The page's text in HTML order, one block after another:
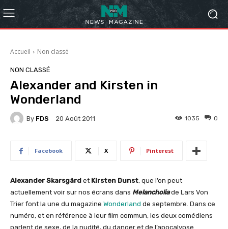
Accueil Non classé
NON CLASSÉ
Alexander and Kirsten in
Wonderland
By FDS 20 Août 2011 0
1035
Facebook X Pinterest
Alexander Skarsgård et Kirsten Dunst, que l’on peut
actuellement voir sur nos écrans dans Melancholia de Lars Von
Trier font la une du magazine Wonderland de septembre. Dans ce
numéro, et en référence à leur film commun, les deux comédiens
parlent de sexe, de la nudité, du danger et de l’apocalypse.